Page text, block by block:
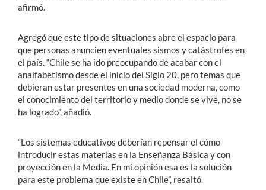
afirmó.
Agregó que este tipo de situaciones abre el espacio para
que personas anuncien eventuales sismos y catástrofes en
el país. “Chile se ha ido preocupando de acabar con el
analfabetismo desde el inicio del Siglo 20, pero temas que
debieran estar presentes en una sociedad moderna, como
el conocimiento del territorio y medio donde se vive, no se
ha logrado”, añadió.
“Los sistemas educativos deberían repensar el cómo
introducir estas materias en la Enseñanza Básica y con
proyección en la Media. En mi opinión esa es la solución
para este problema que existe en Chile”, resaltó.